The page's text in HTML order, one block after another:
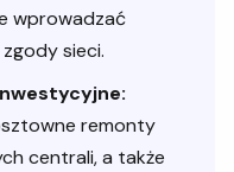
wprowadzać
sieci.
remonty
centrali, a także